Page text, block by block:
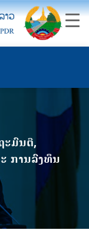
ະມົນຕີ,
ການລົງທຶນ